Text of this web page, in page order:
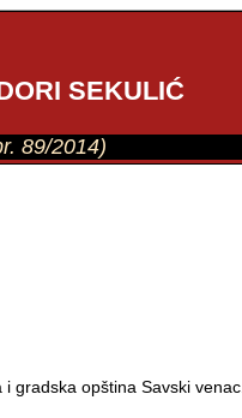
SEKULIĆ
89/2014)
gradska opština Savski venac.